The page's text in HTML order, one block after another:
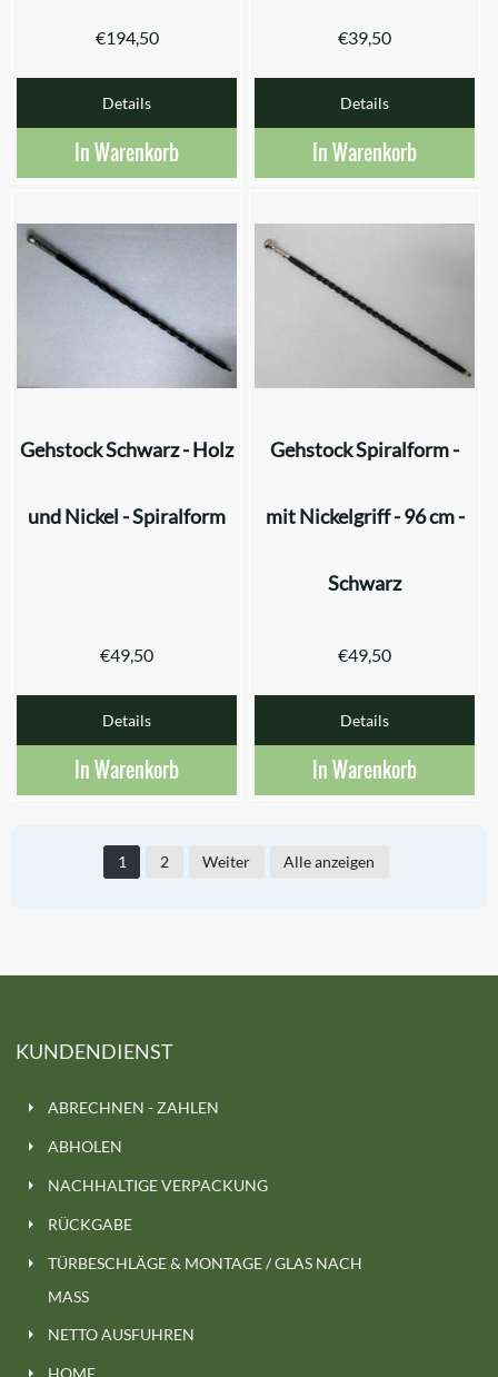
€194,50
Details
In Warenkorb
€39,50
Details
In Warenkorb
Gehstock Schwarz - Holz
und Nickel - Spiralform
€49,50
Details
In Warenkorb
Gehstock Spiralform -
mit Nickelgriff - 96 cm -
Schwarz
€49,50
Details
In Warenkorb
1 2 Weiter Alle anzeigen
KUNDENDIENST
ABRECHNEN - ZAHLEN
ABHOLEN
NACHHALTIGE VERPACKUNG
RÜCKGABE
TÜRBESCHLÄGE & MONTAGE / GLAS NACH
MASS
NETTO AUSFUHREN
HOME